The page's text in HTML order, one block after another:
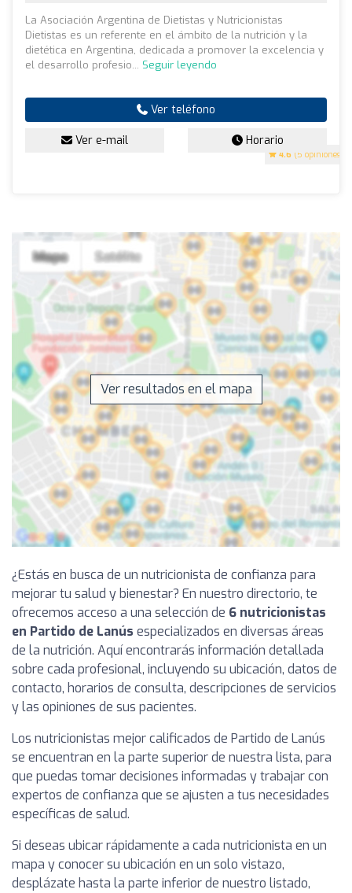
4.6 (5 opiniones)
La Asociación Argentina de Dietistas y Nutricionistas
Dietistas es un referente en el ámbito de la nutrición y la
dietética en Argentina, dedicada a promover la excelencia y
el desarrollo profesio... Seguir leyendo
Ver teléfono
Ver e-mail Horario
Ver resultados en el mapa
¿Estás en busca de un nutricionista de confianza para
mejorar tu salud y bienestar? En nuestro directorio, te
ofrecemos acceso a una selección de 6 nutricionistas
en Partido de Lanús especializados en diversas áreas
de la nutrición. Aquí encontrarás información detallada
sobre cada profesional, incluyendo su ubicación, datos de
contacto, horarios de consulta, descripciones de servicios
y las opiniones de sus pacientes.
Los nutricionistas mejor calificados de Partido de Lanús
se encuentran en la parte superior de nuestra lista, para
que puedas tomar decisiones informadas y trabajar con
expertos de confianza que se ajusten a tus necesidades
específicas de salud.
Si deseas ubicar rápidamente a cada nutricionista en un
mapa y conocer su ubicación en un solo vistazo,
desplázate hasta la parte inferior de nuestro listado,